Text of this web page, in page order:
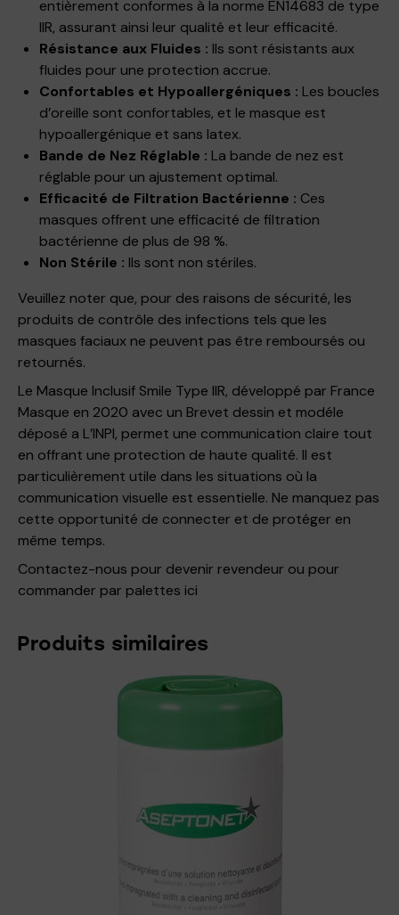
entièrement conformes à la norme EN14683 de type
IIR, assurant ainsi leur qualité et leur efficacité.
Résistance aux Fluides : Ils sont résistants aux
fluides pour une protection accrue.
Confortables et Hypoallergéniques : Les boucles
d’oreille sont confortables, et le masque est
hypoallergénique et sans latex.
Bande de Nez Réglable : La bande de nez est
réglable pour un ajustement optimal.
Efficacité de Filtration Bactérienne : Ces
masques offrent une efficacité de filtration
bactérienne de plus de 98 %.
Non Stérile : Ils sont non stériles.
Veuillez noter que, pour des raisons de sécurité, les
produits de contrôle des infections tels que les
masques faciaux ne peuvent pas être remboursés ou
retournés.
Le Masque Inclusif Smile Type IIR, développé par France
Masque en 2020 avec un Brevet dessin et modéle
déposé a L’INPI, permet une communication claire tout
en offrant une protection de haute qualité. Il est
particulièrement utile dans les situations où la
communication visuelle est essentielle. Ne manquez pas
cette opportunité de connecter et de protéger en
même temps.
Contactez-nous pour devenir revendeur ou pour
commander par palettes ici
Produits similaires